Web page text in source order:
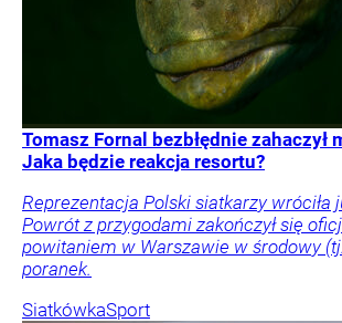
Tomasz Fornal bezbłędnie zahaczył
Jaka będzie reakcja resortu?
Reprezentacja Polski siatkarzy wróciła
Powrót z przygodami zakończył się
powitaniem w Warszawie w środowy
poranek.
SiatkówkaSport